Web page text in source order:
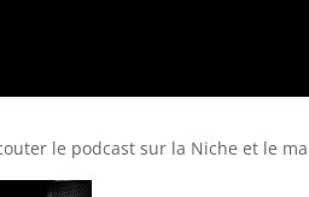
le podcast sur la Niche et le